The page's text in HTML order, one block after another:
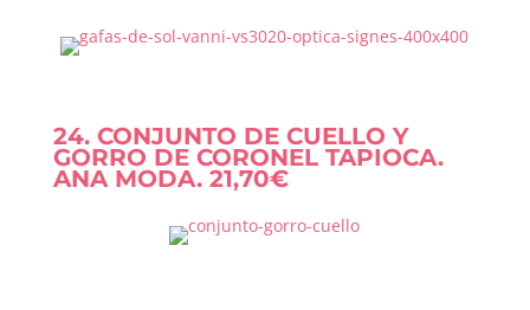
24. CONJUNTO DE CUELLO Y
GORRO DE CORONEL TAPIOCA.
ANA MODA. 21,70€